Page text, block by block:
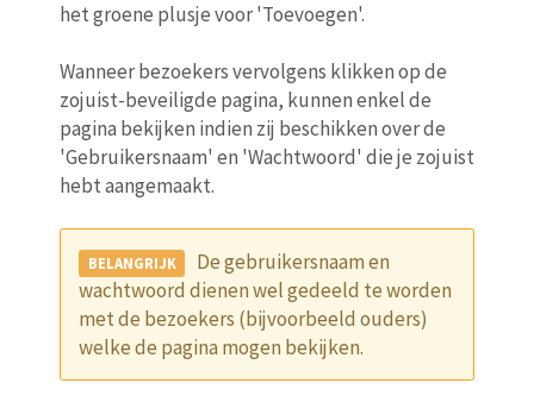
het groene plusje voor 'Toevoegen'.
Wanneer bezoekers vervolgens klikken op de
zojuist-beveiligde pagina, kunnen enkel de
pagina bekijken indien zij beschikken over de
'Gebruikersnaam' en 'Wachtwoord' die je zojuist
hebt aangemaakt.
De gebruikersnaam en
wachtwoord dienen wel gedeeld te worden
met de bezoekers (bijvoorbeeld ouders)
welke de pagina mogen bekijken.